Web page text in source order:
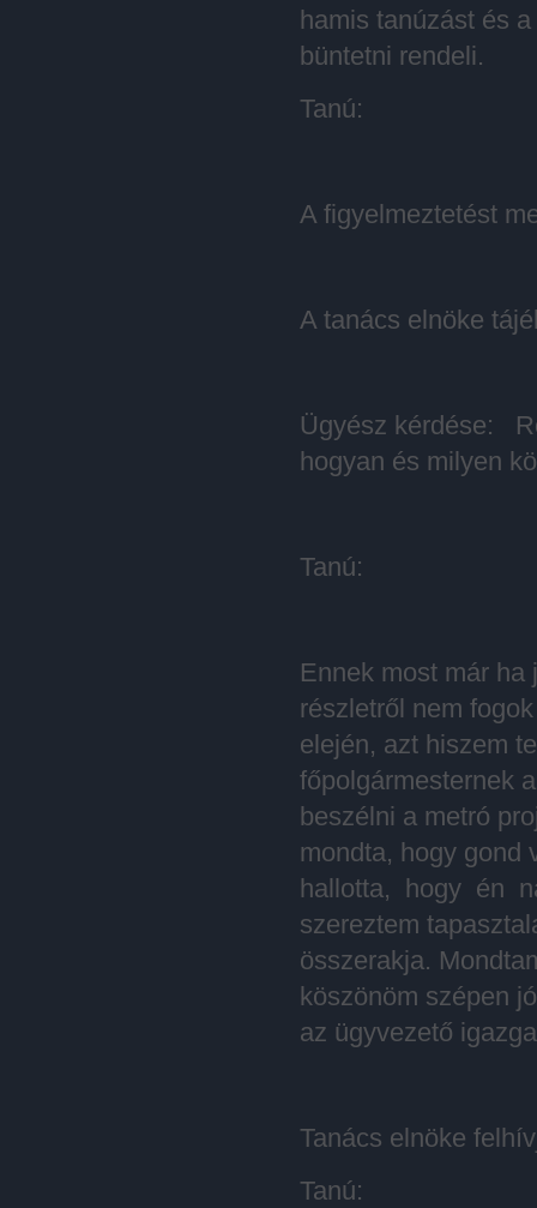
hamis tanúzást és
büntetni rendeli.
Tanú:
A figyelmeztetést
A tanács elnöke
Ügyész kérdése:
hogyan és milyen
Tanú:
Ennek most már
részletről nem
elején, azt hiszem
főpolgármesternek
beszélni a metró
mondta, hogy gond
hallotta, hogy én
szereztem
összerakja.
köszönöm szépen
az ügyvezető
Tanács elnöke
Tanú: